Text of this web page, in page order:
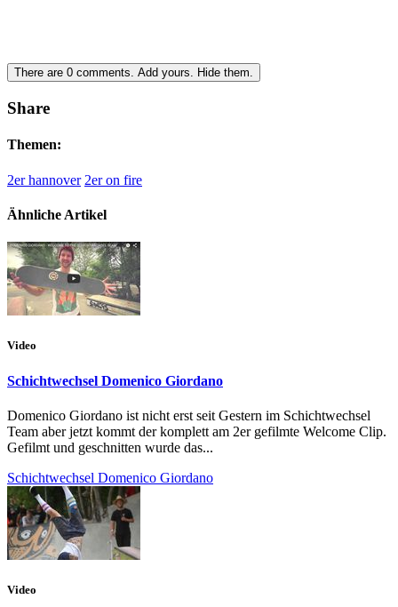
There are 0 comments. Add yours. Hide them.
Share
Themen:
2er hannover 2er on fire
Ähnliche Artikel
Video
Schichtwechsel Domenico Giordano
Domenico Giordano ist nicht erst seit Gestern im Schichtwechsel
Team aber jetzt kommt der komplett am 2er gefilmte Welcome Clip.
Gefilmt und geschnitten wurde das...
Schichtwechsel Domenico Giordano
Video